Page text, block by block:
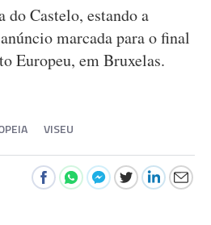
do Castelo, estando a
marcada para o final
Europeu, em Bruxelas.
VISEU